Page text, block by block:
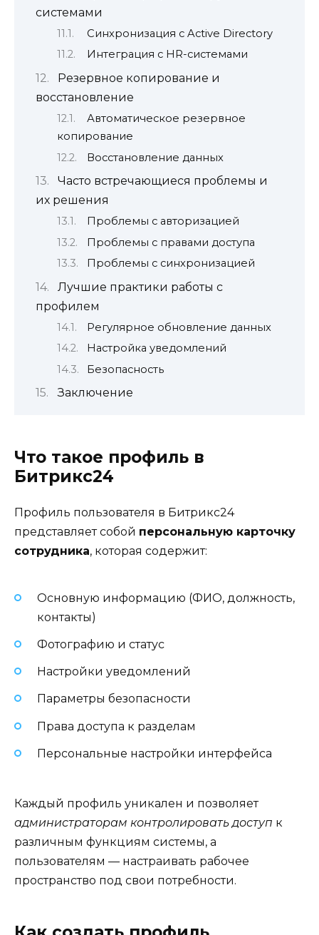
системами
Синхронизация с Active Directory
Интеграция с HR-системами
Резервное копирование и
восстановление
Автоматическое резервное
копирование
Восстановление данных
Часто встречающиеся проблемы и
их решения
Проблемы с авторизацией
Проблемы с правами доступа
Проблемы с синхронизацией
Лучшие практики работы с
профилем
Регулярное обновление данных
Настройка уведомлений
Безопасность
Заключение
Что такое профиль в
Битрикс24
Профиль пользователя в Битрикс24
представляет собой персональную карточку
сотрудника, которая содержит:
Основную информацию (ФИО, должность,
контакты)
Фотографию и статус
Настройки уведомлений
Параметры безопасности
Права доступа к разделам
Персональные настройки интерфейса
Каждый профиль уникален и позволяет
администраторам контролировать доступ к
различным функциям системы, а
пользователям — настраивать рабочее
пространство под свои потребности.